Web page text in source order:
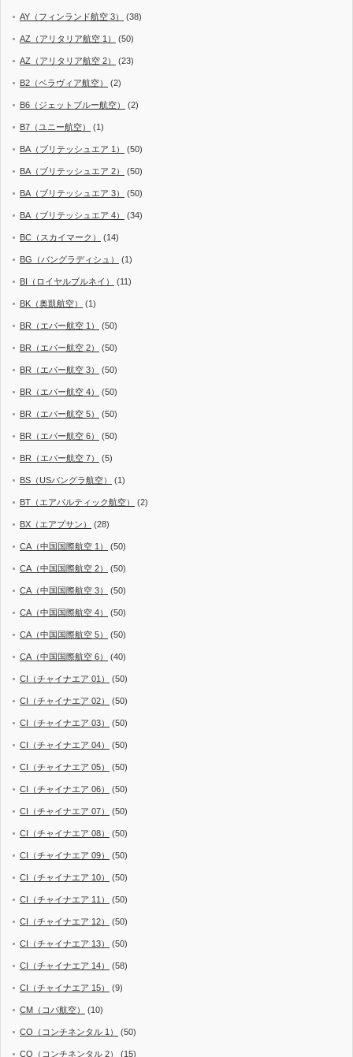
AY（フィンランド航空 3） (38)
AZ（アリタリア航空 1） (50)
AZ（アリタリア航空 2） (23)
B2（ベラヴィア航空） (2)
B6（ジェットブルー航空） (2)
B7（ユニー航空） (1)
BA（ブリテッシュエア 1） (50)
BA（ブリテッシュエア 2） (50)
BA（ブリテッシュエア 3） (50)
BA（ブリテッシュエア 4） (34)
BC（スカイマーク） (14)
BG（バングラディシュ） (1)
BI（ロイヤルブルネイ） (11)
BK（奥凱航空） (1)
BR（エバー航空 1） (50)
BR（エバー航空 2） (50)
BR（エバー航空 3） (50)
BR（エバー航空 4） (50)
BR（エバー航空 5） (50)
BR（エバー航空 6） (50)
BR（エバー航空 7） (5)
BS（USバングラ航空） (1)
BT（エアバルティック航空） (2)
BX（エアプサン） (28)
CA（中国国際航空 1） (50)
CA（中国国際航空 2） (50)
CA（中国国際航空 3） (50)
CA（中国国際航空 4） (50)
CA（中国国際航空 5） (50)
CA（中国国際航空 6） (40)
CI（チャイナエア 01） (50)
CI（チャイナエア 02） (50)
CI（チャイナエア 03） (50)
CI（チャイナエア 04） (50)
CI（チャイナエア 05） (50)
CI（チャイナエア 06） (50)
CI（チャイナエア 07） (50)
CI（チャイナエア 08） (50)
CI（チャイナエア 09） (50)
CI（チャイナエア 10） (50)
CI（チャイナエア 11） (50)
CI（チャイナエア 12） (50)
CI（チャイナエア 13） (50)
CI（チャイナエア 14） (58)
CI（チャイナエア 15） (9)
CM（コパ航空） (10)
CO（コンチネンタル 1） (50)
CO（コンチネンタル 2） (15)